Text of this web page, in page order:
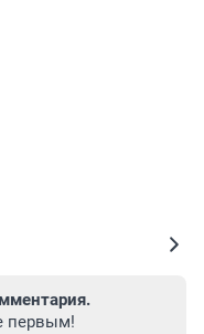
первым!